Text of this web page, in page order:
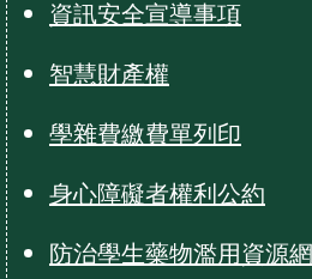
資訊安全宣導事項
智慧財產權
學雜費繳費單列印
身心障礙者權利公約
防治學生藥物濫用資源網